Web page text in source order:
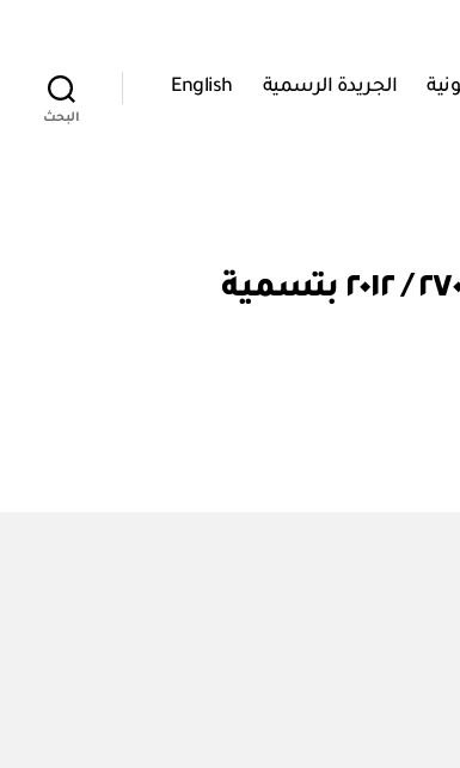
الجريدة الرسمية English
البحث
وزارة الداخلية: قرار وزاري رقم ٢٥٧ / ٢٠١٥ بتعديل القرار الوزاري رقم ٢٧٠ / ٢٠١٢ بتسمية